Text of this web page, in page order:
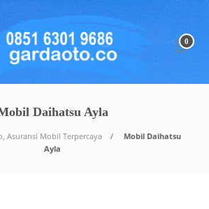
0
Daihatsu Ayla
Asuransi Mobil Terpercaya
Mobil Daihatsu
Ayla